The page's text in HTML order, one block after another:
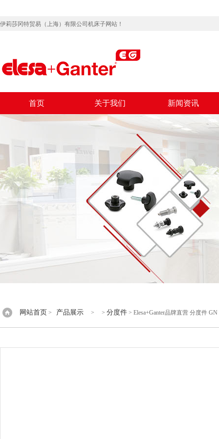
伊莉莎冈特贸易（上海）有限公司机床子网站！
首页 关于我们 新闻资讯
网站首页 > 产品展示 > > 分度件 > Elesa+Ganter品牌直营 分度件